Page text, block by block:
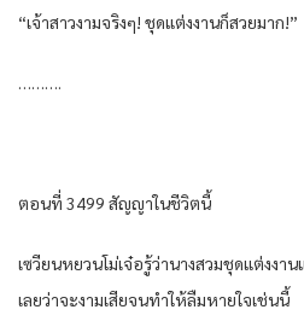
“เจ้าสาวงาม​จริงๆ​! ชุดแต่งงาน​ก็​สวย​มาก​!”
……….
ตอนที่​ 3499 สัญญาใน​ชีวิต​นี้​
เซวียน​หยวน​โม่เจ๋อ​รู้​ว่า​นาง​สวม​ชุดแต่งงา
เลย​ว่า​จะงามเสีย​จน​ทำให้​ลืม​หายใจ​เช่นนี้​